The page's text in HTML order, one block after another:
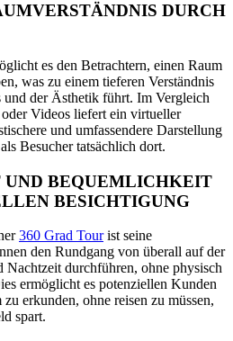
DURCH
es den Betrachtern, einen Raum
was zu einem tieferen Verständnis
und der Ästhetik führt. Im Vergleich
Videos liefert ein virtueller
und umfassendere Darstellung
Besucher tatsächlich dort.
BEQUEMLICHKEIT
BESICHTIGUNG
360 Grad Tourist seine
den Rundgang von überall auf der
Nachtzeit durchführen, ohne physisch
ermöglicht es potenziellen Kunden
erkunden, ohne reisen zu müssen,
spart.